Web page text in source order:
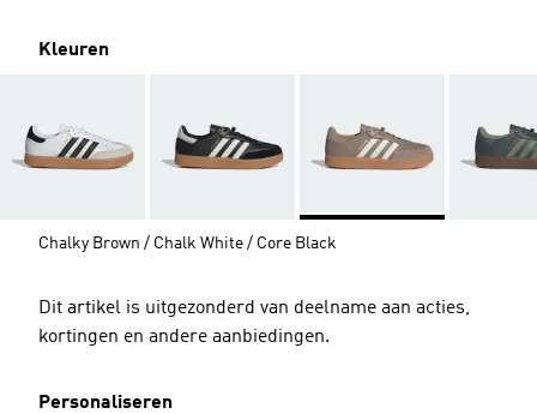
Kleuren
Chalky Brown / Chalk White / Core Black
Dit artikel is uitgezonderd van deelname aan acties,
kortingen en andere aanbiedingen.
Personaliseren